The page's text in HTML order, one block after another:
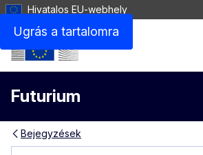
Ugrás a tartalomra
Hivatalos EU-webhely
Futurium
Site Menu
Bejegyzések